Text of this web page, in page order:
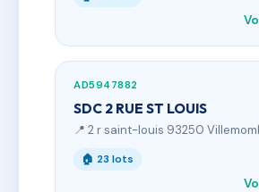
AD5947882
SDC 2 RUE ST LOUIS
📍 2 r saint-louis 93250
🏠 23 lots